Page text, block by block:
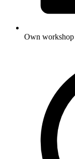
Own workshop